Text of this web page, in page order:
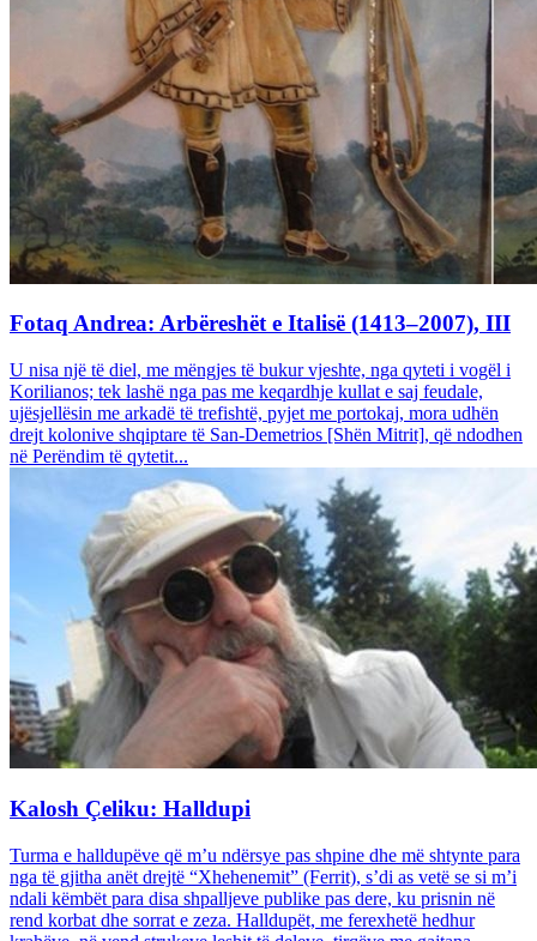
Fotaq Andrea: Arbëreshët e Italisë (1413–2007), III
U nisa një të diel, me mëngjes të bukur vjeshte, nga qyteti i vogël i
Korilianos; tek lashë nga pas me keqardhje kullat e saj feudale,
ujësjellësin me arkadë të trefishtë, pyjet me portokaj, mora udhën
drejt kolonive shqiptare të San-Demetrios [Shën Mitrit], që ndodhen
në Perëndim të qytetit...
Kalosh Çeliku: Halldupi
Turma e halldupëve që m’u ndërsye pas shpine dhe më shtynte para
nga të gjitha anët drejtë “Xhehenemit” (Ferrit), s’di as vetë se si m’i
ndali këmbët para disa shpalljeve publike pas dere, ku prisnin në
rend korbat dhe sorrat e zeza. Halldupët, me ferexhetë hedhur